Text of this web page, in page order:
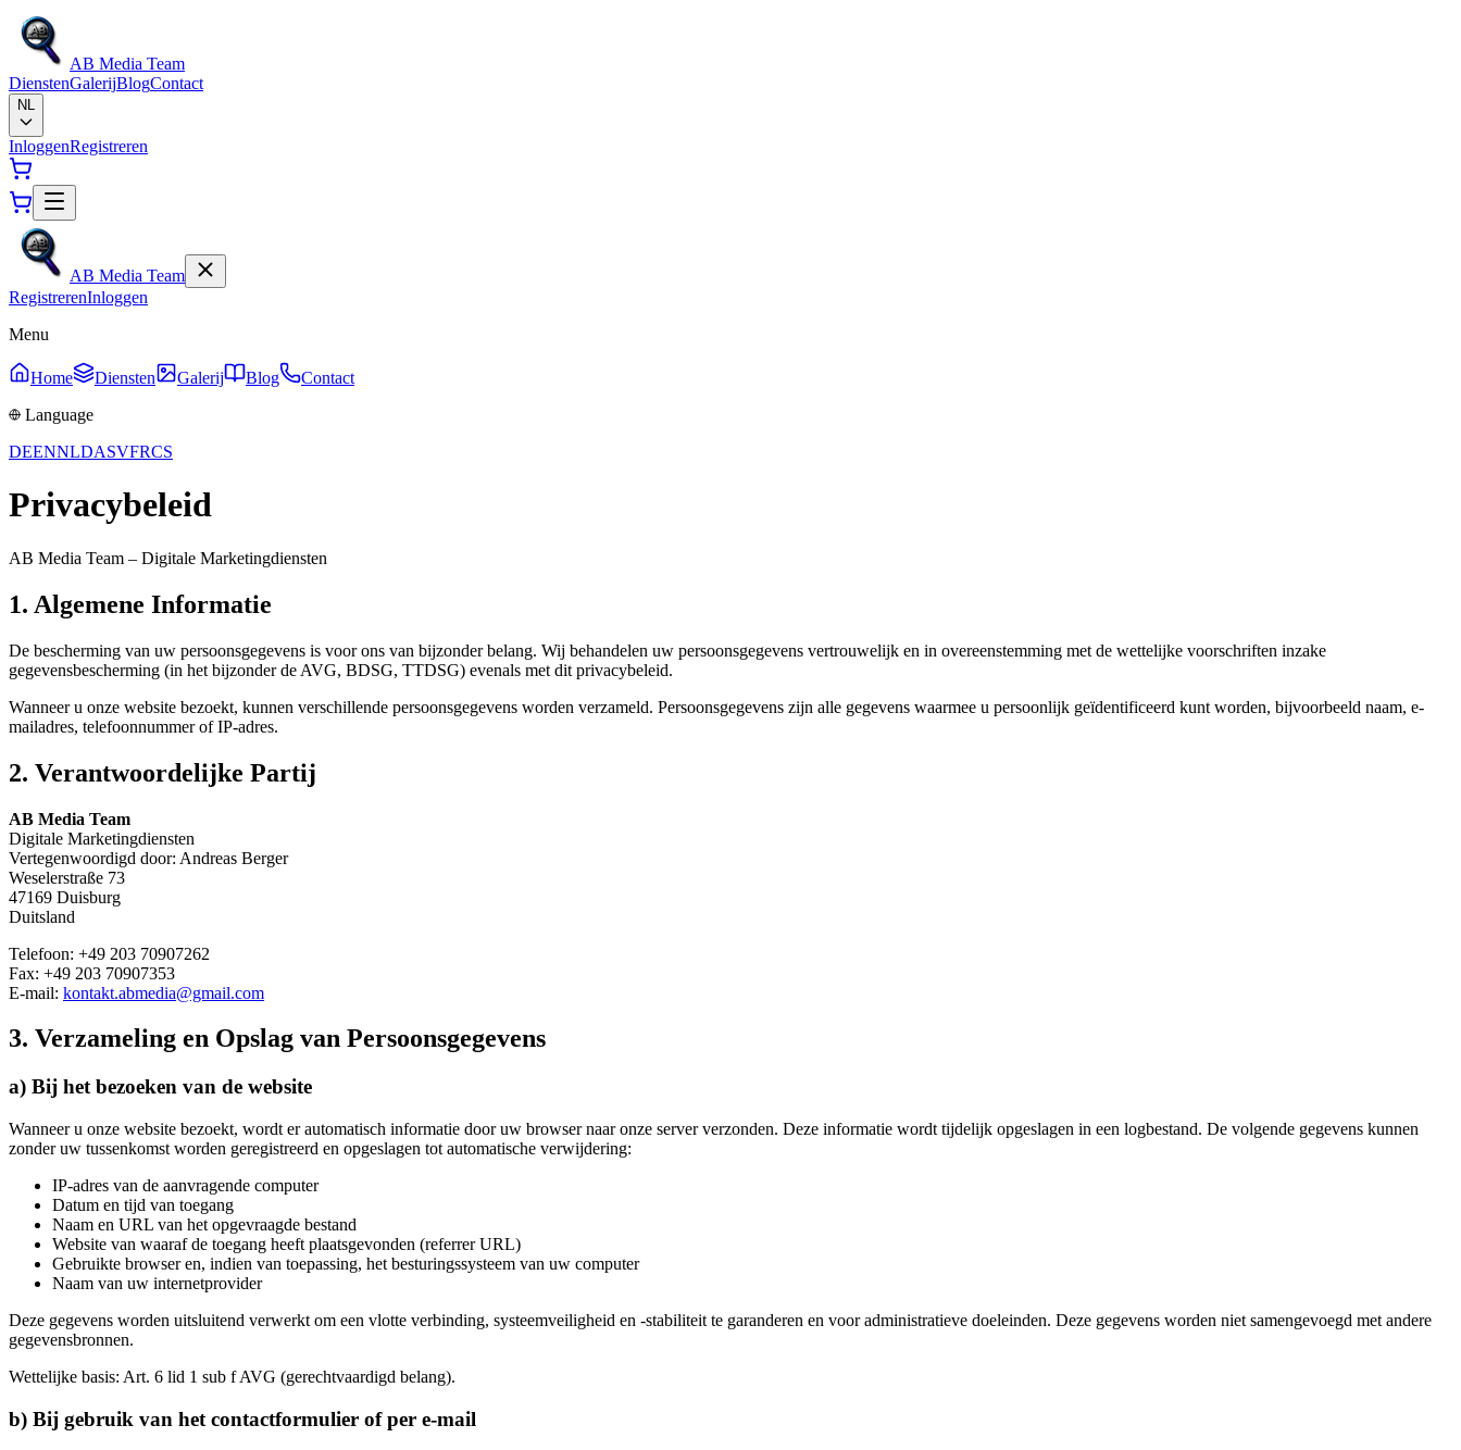
AB Media Team
DienstenGalerijBlogContact
NL
InloggenRegistreren
AB Media Team
RegistrerenInloggen
Menu
Home Diensten Galerij Blog
Contact
Language
DEENNLDASVFRCS
Privacybeleid
AB Media Team – Digitale Marketingdiensten
1. Algemene Informatie
De bescherming van uw persoonsgegevens is voor ons van bijzonder belang. Wij behandelen uw persoonsgegevens vertrouwelijk en in overeenstemming met de wettelijke voorschriften inzake
gegevensbescherming (in het bijzonder de AVG, BDSG, TTDSG) evenals met dit privacybeleid.
Wanneer u onze website bezoekt, kunnen verschillende persoonsgegevens worden verzameld. Persoonsgegevens zijn alle gegevens waarmee u persoonlijk geïdentificeerd kunt worden, bijvoorbeeld naam, e-
mailadres, telefoonnummer of IP-adres.
2. Verantwoordelijke Partij
AB Media Team
Digitale Marketingdiensten
Vertegenwoordigd door: Andreas Berger
Weselerstraße 73
47169 Duisburg
Duitsland
Telefoon: +49 203 70907262
Fax: +49 203 70907353
E-mail: kontakt.abmedia@gmail.com
3. Verzameling en Opslag van Persoonsgegevens
a) Bij het bezoeken van de website
Wanneer u onze website bezoekt, wordt er automatisch informatie door uw browser naar onze server verzonden. Deze informatie wordt tijdelijk opgeslagen in een logbestand. De volgende gegevens kunnen
zonder uw tussenkomst worden geregistreerd en opgeslagen tot automatische verwijdering:
IP-adres van de aanvragende computer
Datum en tijd van toegang
Naam en URL van het opgevraagde bestand
Website van waaraf de toegang heeft plaatsgevonden (referrer URL)
Gebruikte browser en, indien van toepassing, het besturingssysteem van uw computer
Naam van uw internetprovider
Deze gegevens worden uitsluitend verwerkt om een vlotte verbinding, systeemveiligheid en -stabiliteit te garanderen en voor administratieve doeleinden. Deze gegevens worden niet samengevoegd met andere
gegevensbronnen.
Wettelijke basis: Art. 6 lid 1 sub f AVG (gerechtvaardigd belang).
b) Bij gebruik van het contactformulier of per e-mail